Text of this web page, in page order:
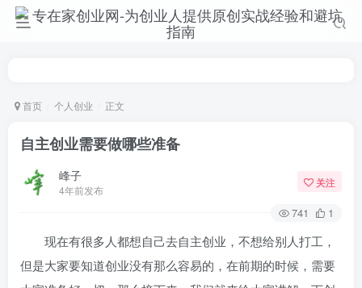
首页 个人创业 正文
自主创业需要做哪些准备
峰子
4年前发布
关注
741 1
现在有很多人都想自己去自主创业，不想给别人打工，
但是大家要知道创业没有那么容易的，在前期的时候，需要